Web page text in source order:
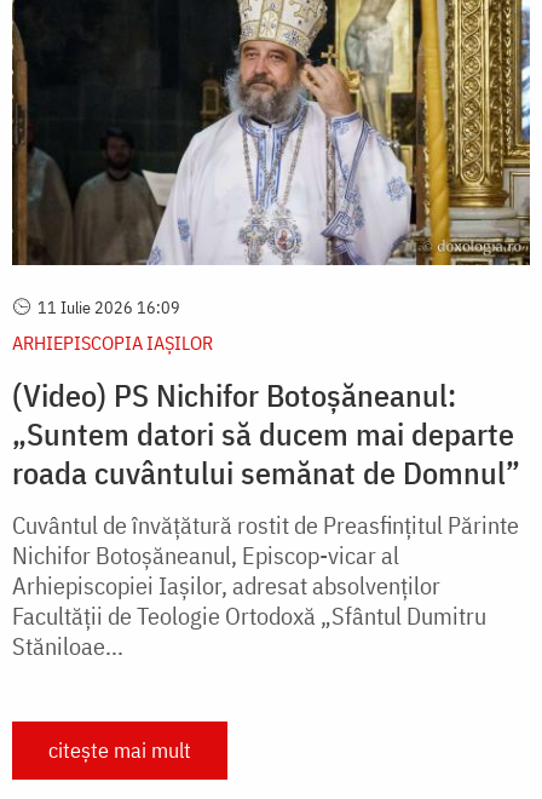
11 Iulie 2026 16:09
ARHIEPISCOPIA IAŞILOR
(Video) PS Nichifor Botoșăneanul:
„Suntem datori să ducem mai departe
roada cuvântului semănat de Domnul”
Cuvântul de învățătură rostit de Preasfințitul Părinte
Nichifor Botoșăneanul, Episcop-vicar al
Arhiepiscopiei Iașilor, adresat absolvenților
Facultății de Teologie Ortodoxă „Sfântul Dumitru
Stăniloae...
citește mai mult